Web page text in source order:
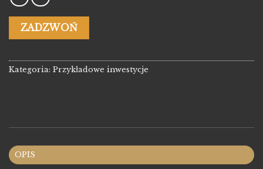
ZADZWOŃ
Kategoria: Przykładowe inwestycje
OPIS